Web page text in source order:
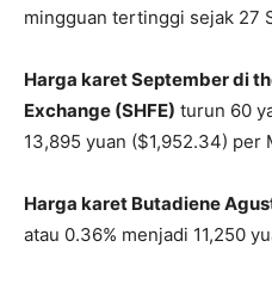
mingguan tertinggi sejak 27
Harga karet September di
Exchange (SHFE) turun 60
13,895 yuan ($1,952.34) per
Harga karet Butadiene
atau 0.36% menjadi 11,250